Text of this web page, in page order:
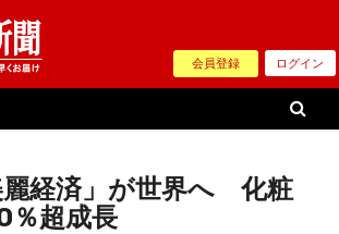
会員登録 ログイン
麗経済」が世界へ 化粧
％超成長